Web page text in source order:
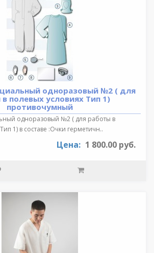
одноразовый №2 ( для
полевых условиях Тип 1)
противочумный
одноразовый №2 ( для работы в
1) в составе :Очки герметичн..
Цена: 1 800.00 руб.